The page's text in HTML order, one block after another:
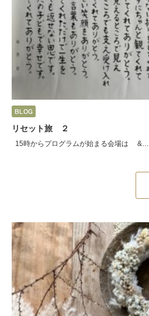
リセット旅 ２
15時からプログラムが始まる会場は &…